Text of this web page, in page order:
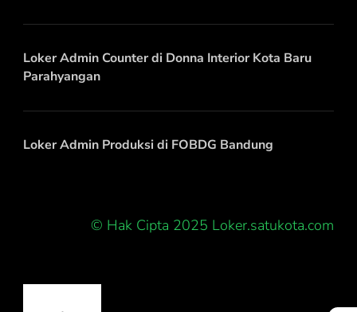
Loker Admin Counter di Donna Interior Kota Baru
Parahyangan
Loker Admin Produksi di FOBDG Bandung
© Hak Cipta 2025 Loker.satukota.com